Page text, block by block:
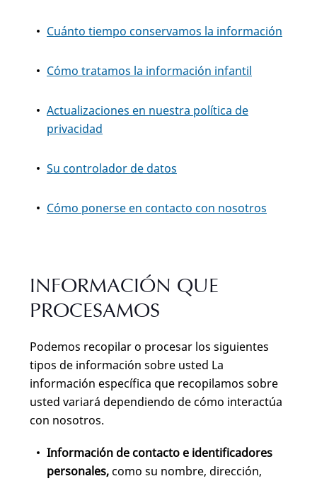
Cuánto tiempo conservamos la información
Cómo tratamos la información infantil
Actualizaciones en nuestra política de
privacidad
Su controlador de datos
Cómo ponerse en contacto con nosotros
INFORMACIÓN QUE
PROCESAMOS
Podemos recopilar o procesar los siguientes
tipos de información sobre usted La
información específica que recopilamos sobre
usted variará dependiendo de cómo interactúa
con nosotros.
Información de contacto e identificadores
personales,como su nombre, dirección,